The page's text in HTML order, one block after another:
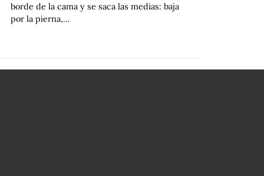
borde de la cama y se saca las medias: baja
por la pierna,…